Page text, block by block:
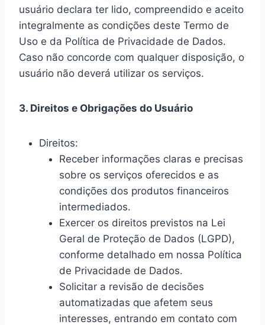
usuário declara ter lido, compreendido e aceito
integralmente as condições deste Termo de
Uso e da Política de Privacidade de Dados.
Caso não concorde com qualquer disposição, o
usuário não deverá utilizar os serviços.
3. Direitos e Obrigações do Usuário
Direitos:
Receber informações claras e precisas
sobre os serviços oferecidos e as
condições dos produtos financeiros
intermediados.
Exercer os direitos previstos na Lei
Geral de Proteção de Dados (LGPD),
conforme detalhado em nossa Política
de Privacidade de Dados.
Solicitar a revisão de decisões
automatizadas que afetem seus
interesses, entrando em contato com